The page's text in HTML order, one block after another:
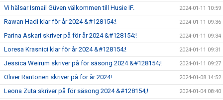
Vi hälsar Ismail Güven välkommen till Husie IF. 2024-01-11 10:59
Rawan Hadi klar för år 2024 &#128154;! 2024-01-11 09:36
Parina Askari skriver på för år 2024 &#128154;! 2024-01-11 09:34
Loresa Krasnici klar för år 2024 &#128154;! 2024-01-11 09:31
Jessica Weirum skriver på för säsong 2024 &#128154;! 2024-01-11 09:27
Oliver Rantonen skriver på för år 2024! 2024-01-08 14:52
Leona Zuta skriver på för säsong 2024 &#128154;! 2024-01-04 08:40